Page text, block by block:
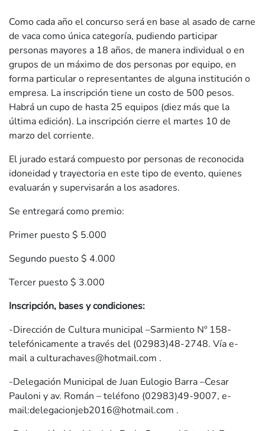
Como cada año el concurso será en base al asado de carne
de vaca como única categoría, pudiendo participar
personas mayores a 18 años, de manera individual o en
grupos de un máximo de dos personas por equipo, en
forma particular o representantes de alguna institución o
empresa. La inscripción tiene un costo de 500 pesos.
Habrá un cupo de hasta 25 equipos (diez más que la
última edición). La inscripción cierre el martes 10 de
marzo del corriente.
El jurado estará compuesto por personas de reconocida
idoneidad y trayectoria en este tipo de evento, quienes
evaluarán y supervisarán a los asadores.
Se entregará como premio:
Primer puesto $ 5.000
Segundo puesto $ 4.000
Tercer puesto $ 3.000
Inscripción, bases y condiciones:
-Dirección de Cultura municipal –Sarmiento Nº 158-
telefónicamente a través del (02983)48-2748. Vía e-
mail aculturachaves@hotmail.com .
-Delegación Municipal de Juan Eulogio Barra –Cesar
Pauloni y av. Román – teléfono (02983)49-9007, e-
mail:delegacionjeb2016@hotmail.com .